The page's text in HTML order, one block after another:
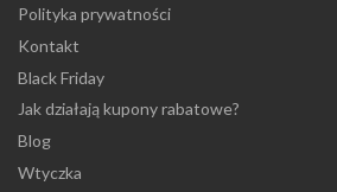
Polityka prywatności
Kontakt
Black Friday
Jak działają kupony rabatowe?
Blog
Wtyczka